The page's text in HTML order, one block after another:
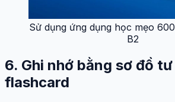
Sử dụng ứng dụng học mẹo
B2
6. Ghi nhớ bằng sơ đồ
flashcard